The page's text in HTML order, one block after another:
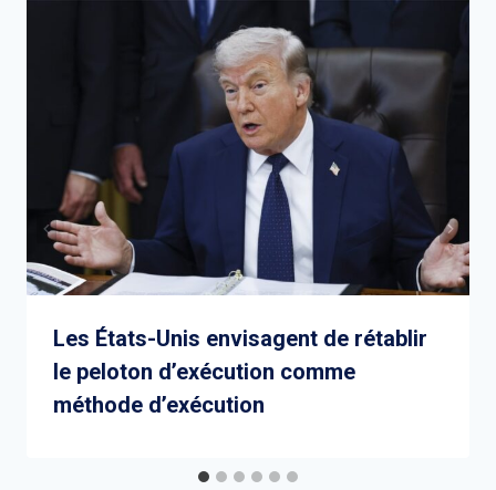
Les États-Unis envisagent de rétablir
le peloton d’exécution comme
méthode d’exécution